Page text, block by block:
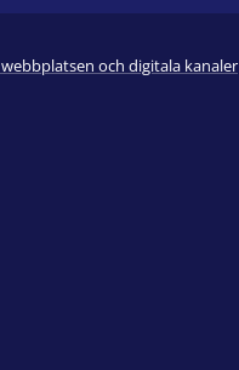
och digitala kanaler